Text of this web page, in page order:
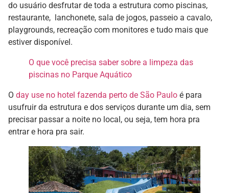
do usuário desfrutar de toda a estrutura como piscinas,
restaurante, lanchonete, sala de jogos, passeio a cavalo,
playgrounds, recreação com monitores e tudo mais que
estiver disponível.
O que você precisa saber sobre a limpeza das
piscinas no Parque Aquático
O day use no hotel fazenda perto de São Paulo é para
usufruir da estrutura e dos serviços durante um dia, sem
precisar passar a noite no local, ou seja, tem hora pra
entrar e hora pra sair.